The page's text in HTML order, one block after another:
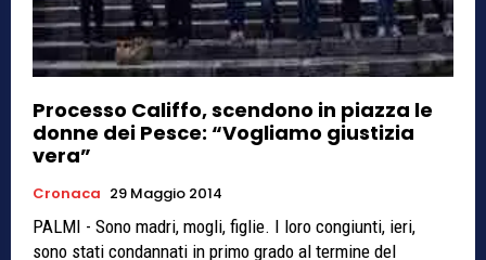
Processo Califfo, scendono in piazza le
donne dei Pesce: “Vogliamo giustizia
vera”
Cronaca 29 Maggio 2014
PALMI - Sono madri, mogli, figlie. I loro congiunti, ieri,
sono stati condannati in primo grado al termine del